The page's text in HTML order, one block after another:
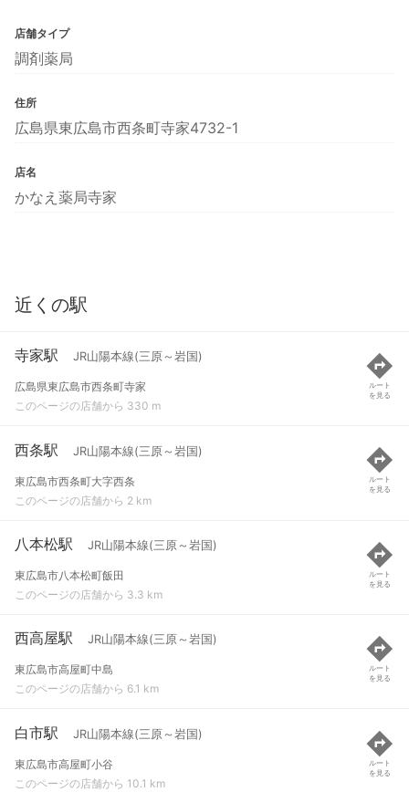
店舗タイプ
調剤薬局
住所
広島県東広島市西条町寺家4732-1
店名
かなえ薬局寺家
近くの駅
寺家駅 JR山陽本線(三原～岩国)
広島県東広島市西条町寺家
このページの店舗から 330 m
ルート
を見る
西条駅 JR山陽本線(三原～岩国)
東広島市西条町大字西条
このページの店舗から 2 km
ルート
を見る
八本松駅 JR山陽本線(三原～岩国)
東広島市八本松町飯田
このページの店舗から 3.3 km
ルート
を見る
西高屋駅 JR山陽本線(三原～岩国)
東広島市高屋町中島
このページの店舗から 6.1 km
ルート
を見る
白市駅 JR山陽本線(三原～岩国)
東広島市高屋町小谷
このページの店舗から 10.1 km
ルート
を見る